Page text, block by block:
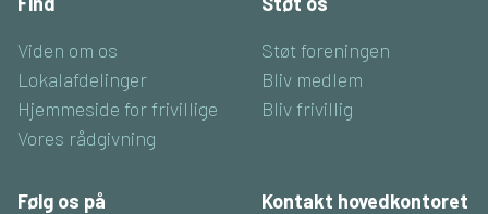
Viden om os
Lokalafdelinger
Hjemmeside for frivillige
Vores rådgivning
Støt foreningen
Bliv medlem
Bliv frivillig
Følg os på
Kontakt hovedkontoret